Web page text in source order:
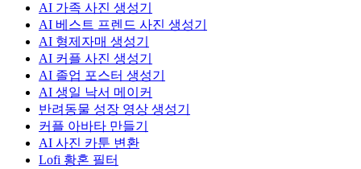
AI 가족 사진 생성기
AI 베스트 프렌드 사진 생성기
AI 형제자매 생성기
AI 커플 사진 생성기
AI 졸업 포스터 생성기
AI 생일 낙서 메이커
반려동물 성장 영상 생성기
커플 아바타 만들기
AI 사진 카툰 변환
Lofi 황혼 필터